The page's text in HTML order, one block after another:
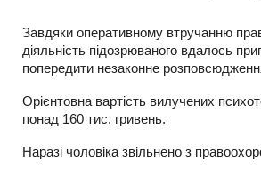
Завдяки оперативному втручанню
діяльність підозрюваного вдалось
попередити незаконне
Орієнтовна вартість вилучених
понад 160 тис. гривень.
Наразі чоловіка звільнено з